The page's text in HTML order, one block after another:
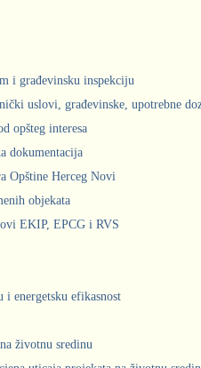
i građevinsku inspekciju
uslovi, građevinske, upotrebne
opšteg interesa
dokumentacija
Opštine Herceg Novi
objekata
EKIP, EPCG i RVS
i energetsku efikasnost
životnu sredinu